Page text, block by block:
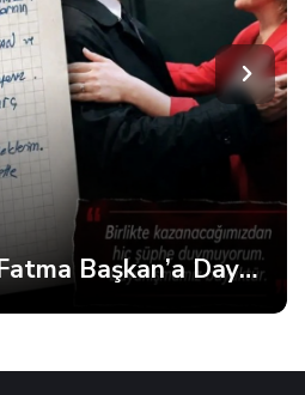
İmamoğlu’ndan Fatma Başkan’a Dayanışma Mektubu